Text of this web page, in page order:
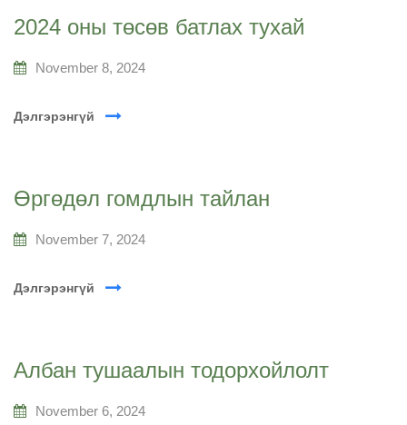
2024 оны төсөв батлах тухай
November 8, 2024
Дэлгэрэнгүй
Өргөдөл гомдлын тайлан
November 7, 2024
Дэлгэрэнгүй
Албан тушаалын тодорхойлолт
November 6, 2024